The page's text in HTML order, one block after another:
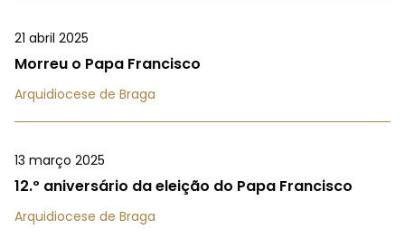
21 abril 2025
Morreu o Papa Francisco
Arquidiocese de Braga
13 março 2025
12.º aniversário da eleição do Papa Francisco
Arquidiocese de Braga